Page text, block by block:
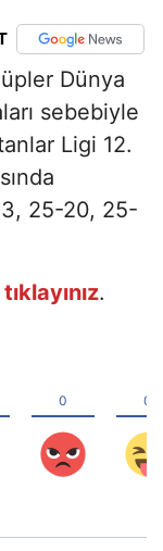
Dünya
sebebiyle
Ligi 12.
25-20, 25-
tıklayınız.